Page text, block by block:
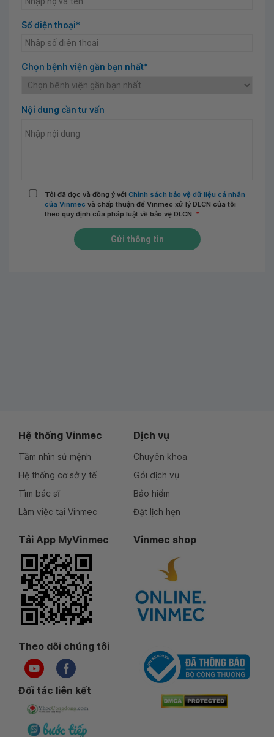
Số điện thoại*
Chọn bệnh viện gần bạn nhất*
Nội dung cần tư vấn
Tôi đã đọc và đồng ý với Chính sách bảo vệ dữ liệu cá nhân
của Vinmec và chấp thuận để Vinmec xử lý DLCN của tôi
theo quy định của pháp luật về bảo vệ DLCN. *
Gửi thông tin
Hệ thống Vinmec
Tầm nhìn sứ mệnh
Hệ thống cơ sở y tế
Tìm bác sĩ
Làm việc tại Vinmec
Dịch vụ
Chuyên khoa
Gói dịch vụ
Bảo hiểm
Đặt lịch hẹn
Tải App MyVinmec Vinmec shop
Theo dõi chúng tôi
Đối tác liên kết